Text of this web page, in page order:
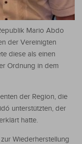
Mario Abdo
der Vereinigten
diese als einen
Ordnung in dem
der Region, die
unterstützten, der
hatte.
Wiederherstellung